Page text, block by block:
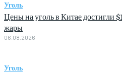
Уголь
Цены на уголь в Китае достигли
жары
06.08.2026
Уголь